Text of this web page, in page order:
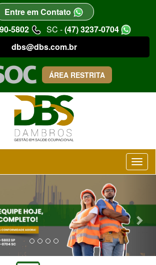
Entre em Contato
5802 SC -(47) 3237-0704
dbs@dbs.com.br
ÁREA RESTRITA